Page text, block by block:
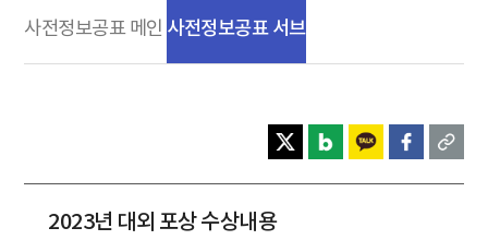
사전정보공표 메인 사전정보공표 서브
2023년 대외 포상 수상내용